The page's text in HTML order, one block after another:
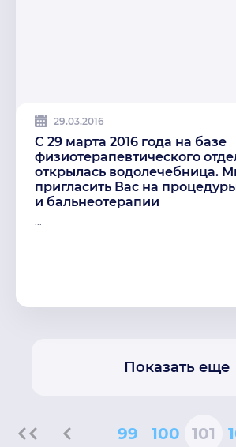
29.03.2016
C 29 марта 2016 года на базе
физиотерапевтического
открылась водолечебница.
пригласить Вас на
и бальнеотерапии
Показать еще
99 100 101